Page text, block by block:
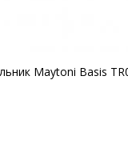
Maytoni Basis